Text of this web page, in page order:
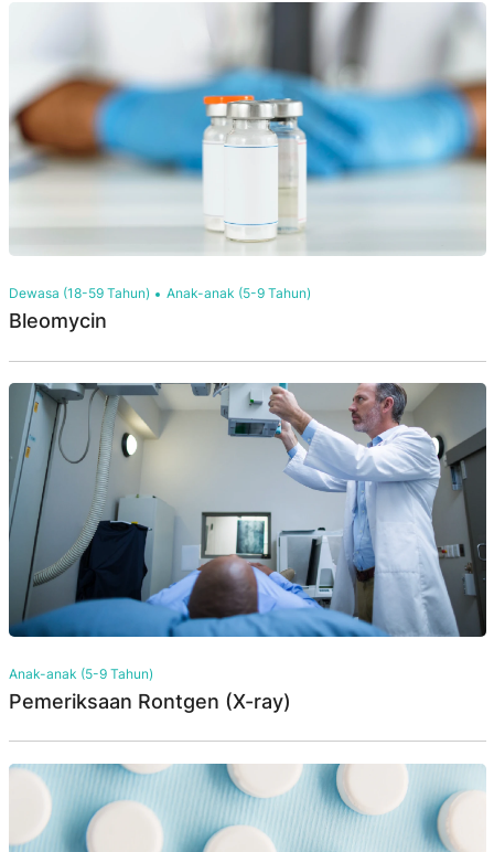
Dewasa (18-59 Tahun) Anak-anak (5-9 Tahun)
Bleomycin
Anak-anak (5-9 Tahun)
Pemeriksaan Rontgen (X-ray)